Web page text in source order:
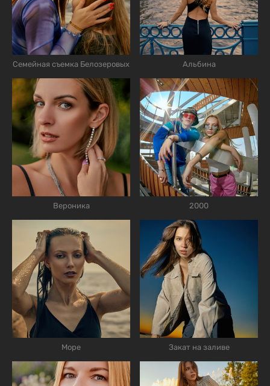
Семейная съемка Белозеровых Альбина
Вероника 2000
Море Закат на заливе